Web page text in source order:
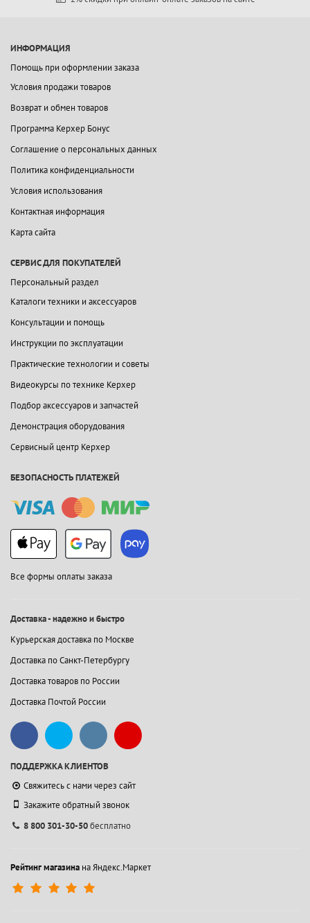
ИНФОРМАЦИЯ
Помощь при оформлении заказа
Условия продажи товаров
Возврат и обмен товаров
Программа Керхер Бонус
Соглашение о персональных данных
Политика конфиденциальности
Условия использования
Контактная информация
Карта сайта
СЕРВИС ДЛЯ ПОКУПАТЕЛЕЙ
Персональный раздел
Каталоги техники и аксессуаров
Консультации и помощь
Инструкции по эксплуатации
Практические технологии и советы
Видеокурсы по технике Керхер
Подбор аксессуаров и запчастей
Демонстрация оборудования
Сервисный центр Керхер
БЕЗОПАСНОСТЬ ПЛАТЕЖЕЙ
Все формы оплаты заказа
Доставка - надежно и быстро
Курьерская доставка по Москве
Доставка по Санкт-Петербургу
Доставка товаров по России
Доставка Почтой России
ПОДДЕРЖКА КЛИЕНТОВ
Свяжитесь с нами через сайт
Закажите обратный звонок
8 800 301-30-50бесплатно
Рейтинг магазина на Яндекс.Маркет